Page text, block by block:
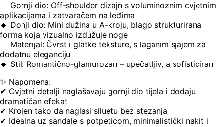
🔹 Gornji dio: Off-shoulder dizajn s voluminoznim cvjetnim
aplikacijama i zatvaračem na leđima
🔹 Donji dio: Mini dužina u A-kroju, blago strukturirana
forma koja vizualno izdužuje noge
🔹 Materijal: Čvrst i glatke teksture, s laganim sjajem za
dodatnu eleganciju
🔹 Stil: Romantično-glamurozan – upečatljiv, a sofisticiran
✨ Napomena:
✔ Cvjetni detalji naglašavaju gornji dio tijela i dodaju
dramatičan efekat
✔ Krojen tako da naglasi siluetu bez stezanja
✔ Idealna uz sandale s potpeticom, minimalistički nakit i